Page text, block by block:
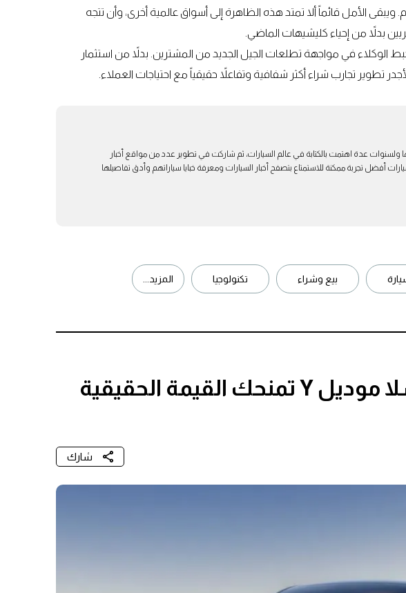
ويبقى الأمل قائماً ألا تمتد هذه الظاهرة إلى أسواق عالمية أخرى، وأن تتجه
بدلاً من إحياء كليشيهات الماضي.
في مواجهة تطلعات الجيل الجديد من المشترين. بدلاً من استثمار
تطوير تجارب شراء أكثر شفافية وتفاعلاً حقيقياً مع احتياجات العملاء.
ولسنوات عدة اهتمت بالكتابة في عالم السيارات، ثم شاركت في تطوير عدد من مواقع أخبار
أفضل تجربة ممكنة للاستمتاع بتصفح أخبار السيارات ومعرفة خبايا سياراتهم وأدق تفاصيلها
بيع وشراء تكنولوجيا المزيد...
فخ الموديلات: أي تسلا موديل Y تمنحك القيمة الحقيقية
شارك